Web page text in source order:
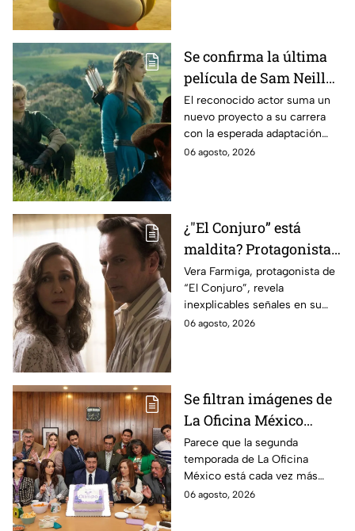
Se confirma la última
película de Sam Neill
antes de morir: esto es
lo que se sabe hasta
ahora
El reconocido actor suma un
nuevo proyecto a su carrera
con la esperada adaptación
cinematográfica del popular
06 agosto, 2026
¿"El Conjuro” está
maldita? Protagonista
revela INQUIETANTES
señales en su cuerpo
durante la grabación de
la película
Vera Farmiga, protagonista de
“El Conjuro”, revela
inexplicables señales en su
cuerpo durante el rodaje de la
06 agosto, 2026
Se filtran imágenes de
La Oficina México
temporada 2 y un
detalle desata teorías
entre los fans
Parece que la segunda
temporada de La Oficina
México está cada vez más
cerca, pues el elenco ya se
06 agosto, 2026